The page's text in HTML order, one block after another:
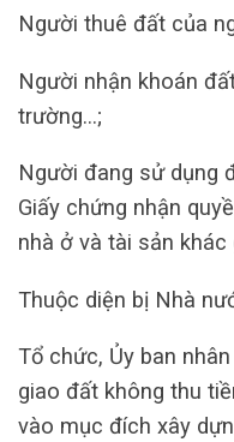
Người thuê đất của
Người nhận khoán
trường…;
Người đang sử dụng
Giấy chứng nhận
nhà ở và tài sản khác
Thuộc diện bị Nhà
Tổ chức, Ủy ban
giao đất không thu
vào mục đích xây